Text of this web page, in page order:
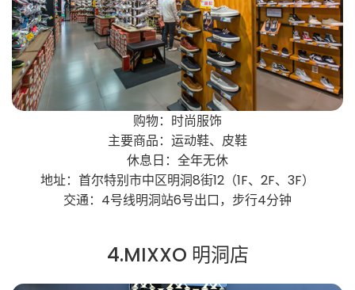
购物：时尚服饰
主要商品：运动鞋、皮鞋
休息日：全年无休
地址：首尔特别市中区明洞8街12（1F、2F、3F）
交通：4号线明洞站6号出口，步行4分钟
4.MIXXO 明洞店